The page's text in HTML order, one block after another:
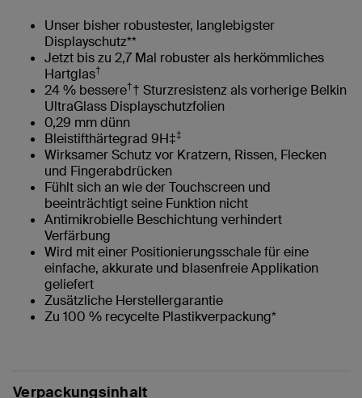
Unser bisher robustester, langlebigster
Displayschutz**
Jetzt bis zu 2,7 Mal robuster als herkömmliches
Hartglas†
24 % bessere†† Sturzresistenz als vorherige Belkin
UltraGlass Displayschutzfolien
0,29 mm dünn
Bleistifthärtegrad 9H‡‡
Wirksamer Schutz vor Kratzern, Rissen, Flecken
und Fingerabdrücken
Fühlt sich an wie der Touchscreen und
beeinträchtigt seine Funktion nicht
Antimikrobielle Beschichtung verhindert
Verfärbung
Wird mit einer Positionierungsschale für eine
einfache, akkurate und blasenfreie Applikation
geliefert
Zusätzliche Herstellergarantie
Zu 100 % recycelte Plastikverpackung*
Verpackungsinhalt